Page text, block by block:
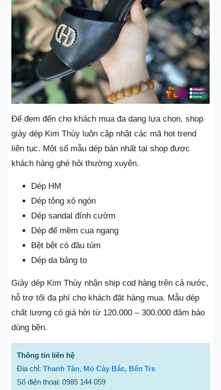
Để đem đến cho khách mua đa dạng lựa chọn, shop
giày dép Kim Thùy luôn cập nhật các mã hot trend
liên tục. Một số mẫu dép bán nhất tại shop được
khách hàng ghé hỏi thường xuyên.
Dép HM
Dép tông xỏ ngón
Dép sandal đính cườm
Dép đế mềm cua ngang
Bệt bệt có đầu túm
Dép da bảng to
Giày dép Kim Thùy nhận ship cod hàng trên cả nước,
hỗ trợ tối đa phí cho khách đặt hàng mua. Mẫu dép
chất lượng có giá hời từ 120.000 – 300.000 đảm bảo
dùng bền.
Thông tin liên hệ
Địa chỉ: Thanh Tân, Mỏ Cày Bắc, Bến Tre
Số điện thoại: 0985 144 059